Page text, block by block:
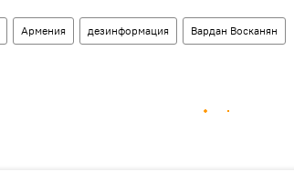
Армения дезинформация Вардан Восканян